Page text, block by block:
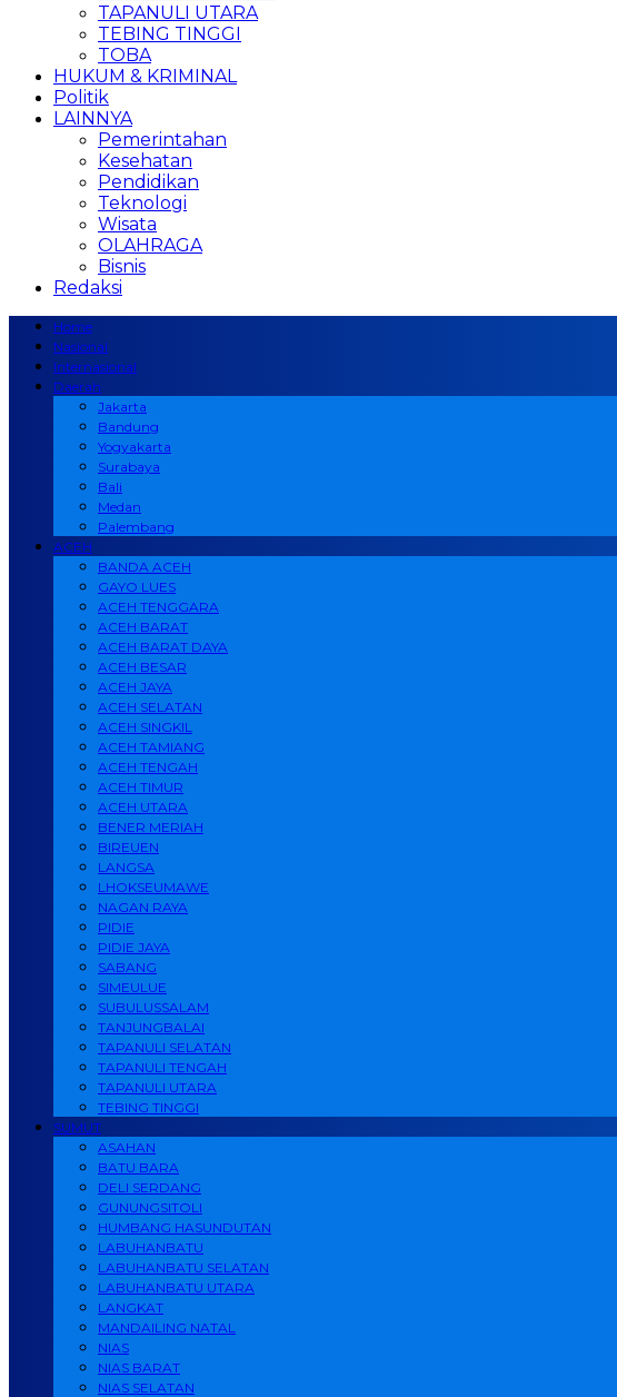
TAPANULI UTARA
TEBING TINGGI
TOBA
HUKUM & KRIMINAL
Politik
LAINNYA
Pemerintahan
Kesehatan
Pendidikan
Teknologi
Wisata
OLAHRAGA
Bisnis
Redaksi
Home
Nasional
Internasional
Daerah
Jakarta
Bandung
Yogyakarta
Surabaya
Bali
Medan
Palembang
ACEH
BANDA ACEH
GAYO LUES
ACEH TENGGARA
ACEH BARAT
ACEH BARAT DAYA
ACEH BESAR
ACEH JAYA
ACEH SELATAN
ACEH SINGKIL
ACEH TAMIANG
ACEH TENGAH
ACEH TIMUR
ACEH UTARA
BENER MERIAH
BIREUEN
LANGSA
LHOKSEUMAWE
NAGAN RAYA
PIDIE
PIDIE JAYA
SABANG
SIMEULUE
SUBULUSSALAM
TANJUNGBALAI
TAPANULI SELATAN
TAPANULI TENGAH
TAPANULI UTARA
TEBING TINGGI
SUMUT
ASAHAN
BATU BARA
DELI SERDANG
GUNUNGSITOLI
HUMBANG HASUNDUTAN
LABUHANBATU
LABUHANBATU SELATAN
LABUHANBATU UTARA
LANGKAT
MANDAILING NATAL
NIAS
NIAS BARAT
NIAS SELATAN